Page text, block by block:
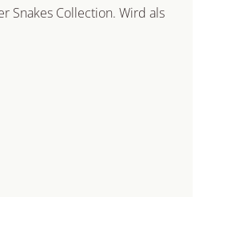
Snakes Collection. Wird als